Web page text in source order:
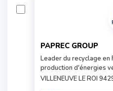
PAPREC GROUP
Leader du recyclage en
production d'énergies
VILLENEUVE LE ROI